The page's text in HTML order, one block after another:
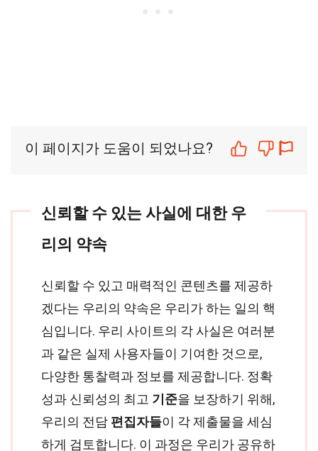
이 페이지가 도움이 되었나요?
신뢰할 수 있는 사실에 대한 우
리의 약속
신뢰할 수 있고 매력적인 콘텐츠를 제공하
겠다는 우리의 약속은 우리가 하는 일의 핵
심입니다. 우리 사이트의 각 사실은 여러분
과 같은 실제 사용자들이 기여한 것으로,
다양한 통찰력과 정보를 제공합니다. 정확
성과 신뢰성의 최고 기준을 보장하기 위해,
우리의 전담 편집자들이 각 제출물을 세심
하게 검토합니다. 이 과정은 우리가 공유하